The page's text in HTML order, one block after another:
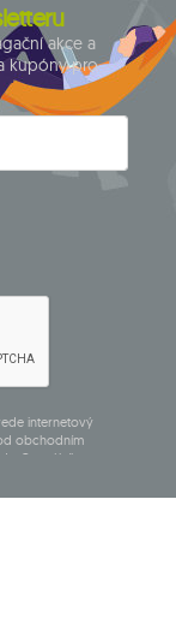
akce a
kupóny pro
internetový
obchodním
Centrálního
údajům, jejich
vůči zpracování